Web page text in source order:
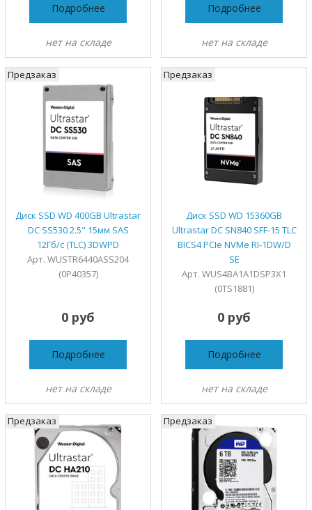
Подробнее
нет на складе
Подробнее
нет на складе
Диск SSD WD 400GB Ultrastar
DC SS530 2.5" 15мм SAS
12Гб/с (TLC) 3DWPD
Арт. WUSTR6440ASS204
(0P40357)
Предзаказ
0 руб
Подробнее
нет на складе
Диск SSD WD 15360GB
Ultrastar DC SN840 SFF-15 TLC
BICS4 PCIe NVMe RI-1DW/D
SE
Арт. WUS4BA1A1DSP3X1
(0TS1881)
Предзаказ
0 руб
Подробнее
нет на складе
Предзаказ Предзаказ